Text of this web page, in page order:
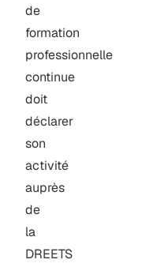
de
formation
professionnelle
continue
doit
déclarer
son
activité
auprès
de
la
DREETS